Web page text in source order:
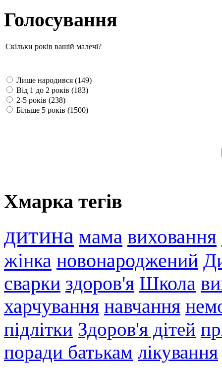
Голосування
Скільки років вашій малечі?
Лише народився (149)
Від 1 до 2 років (183)
2-5 років (238)
Більше 5 років (1500)
Хмарка тегів
дитина мама виховання
жінка новонароджений
сварки здоров'я Школа
харчування навчання
підлітки Здоров'я дітей
поради батькам лікування